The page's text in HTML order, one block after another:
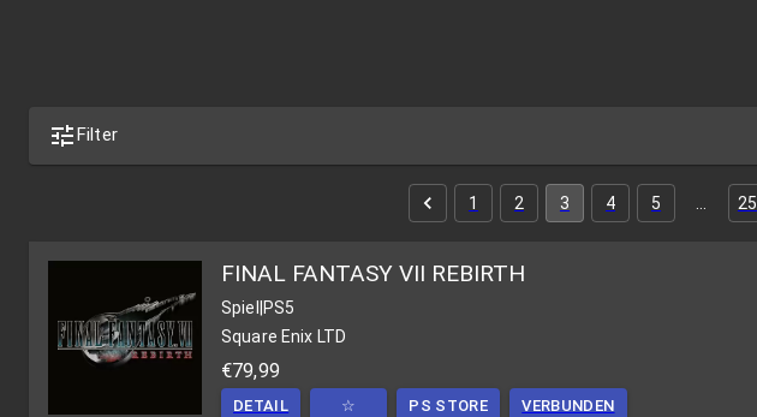
Filter
1 2 3 4 5 25
FINAL FANTASY VII REBIRTH
Spiel|PS5
Square Enix LTD
€79,99
DETAIL ☆ PS STORE VERBUNDEN